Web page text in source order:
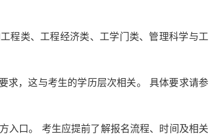
程类、工程经济类、工学门类、管理科学与工
求，这与考生的学历层次相关。 具体要求请参
入口。 考生应提前了解报名流程、时间及相关